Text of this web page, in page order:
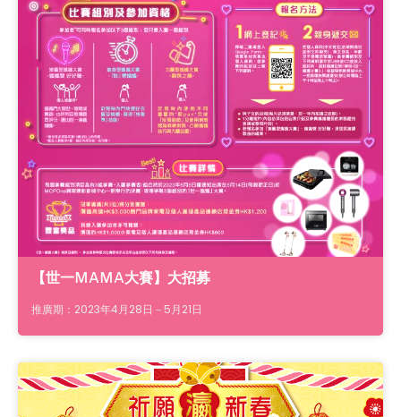
【世一MAMA大賽】大招募
推廣期：2023年4月28日－5月21日